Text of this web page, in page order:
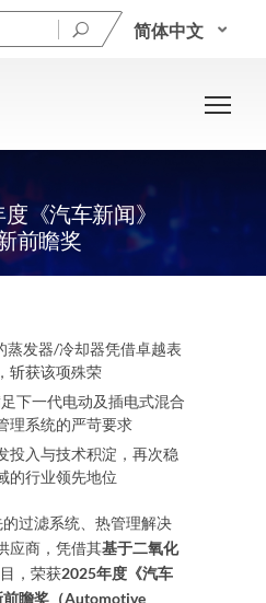
简体中文
《汽车新闻》
前瞻奖
蒸发器/冷却器凭借卓越表
斩获该项殊荣
下一代电动及插电式混合
理系统的严苛要求
投入与技术积淀，再次稳
的行业领先地位
过滤系统、热管理解决
应商，凭借其基于二氧化
，荣获2025年度《汽车
瞻奖（Automotive